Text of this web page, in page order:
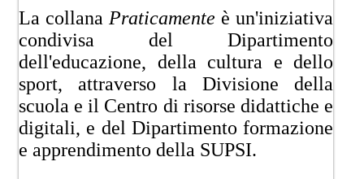
La collana Praticamente è un'iniziativa
condivisa del Dipartimento
dell'educazione, della cultura e dello
sport, attraverso la Divisione della
scuola e il Centro di risorse didattiche e
digitali, e del Dipartimento formazione
e apprendimento della SUPSI.